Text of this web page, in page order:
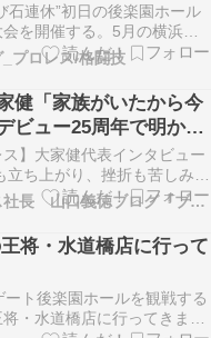
石連休”初日の後楽園ホール
を開催する。5月の横浜
月の後楽園ホールが満員にな
の野望も飛び出したが、集
楽園決戦となる。... The
美桜、彩羽…
プロレス/格闘技
健「家族がいたから今
ビュー25周年で明かし
】大家健代表インタビュー
ち上がり、挫折も苦しみも
に立ち続けてきた男、大家
経験しながらも再起を果た
ンバレ☆プロレス。 今も先
なりながら走り続けていま
リアルクロス社長 山口義徳ブログ『ブロッていいとも♪』
将・水道橋店に行って
ト後楽園ホールを観戦する
・水道橋店に行ってきまし